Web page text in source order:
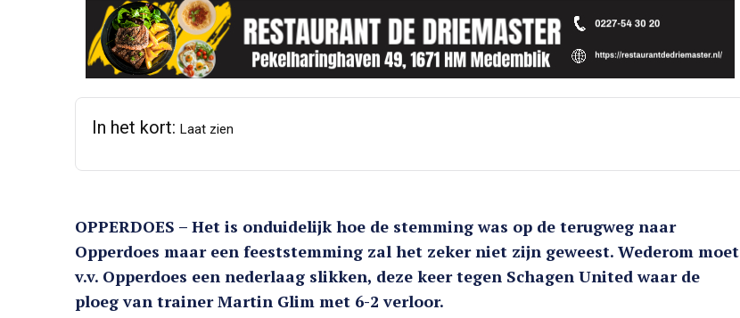
In het kort: Laat zien
OPPERDOES – Het is onduidelijk hoe de stemming was op de terugweg naar
Opperdoes maar een feeststemming zal het zeker niet zijn geweest. Wederom moet
v.v. Opperdoes een nederlaag slikken, deze keer tegen Schagen United waar de
ploeg van trainer Martin Glim met 6-2 verloor.